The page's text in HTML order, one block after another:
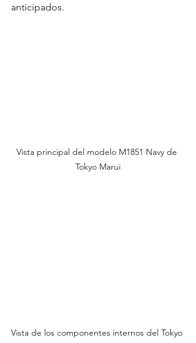
anticipados.
Vista principal del modelo M1851 Navy de
Tokyo Marui
Vista de los componentes internos del Tokyo